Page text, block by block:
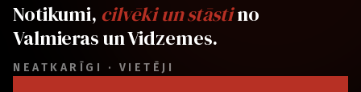
Notikumi, cilvēki un stāstino
Valmieras un Vidzemes.
NEATKARĪGI · VIETĒJI